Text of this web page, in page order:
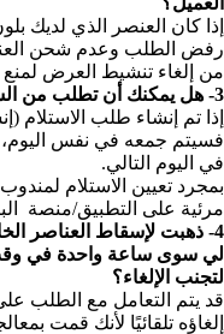
إذا كان العنصر الذي لديك
رفض الطلب وعدم شحن
من إلغاء تنشيط العرض لمنع
3- هل يمكنك أن تطلب من السائق جمع العناصر اليوم نفسه؟
في اليوم التالي.
بمجرد تعيين الاستلام
مرئية على التطبيق/منصة
4- ذهبت لإسقاط العناصر
لي سوى ساعة واحدة في وقت
لتجنب الإلغاء؟
قد يتم التعامل مع الطلب
إلغاؤه تلقائيًا لأنك قمت